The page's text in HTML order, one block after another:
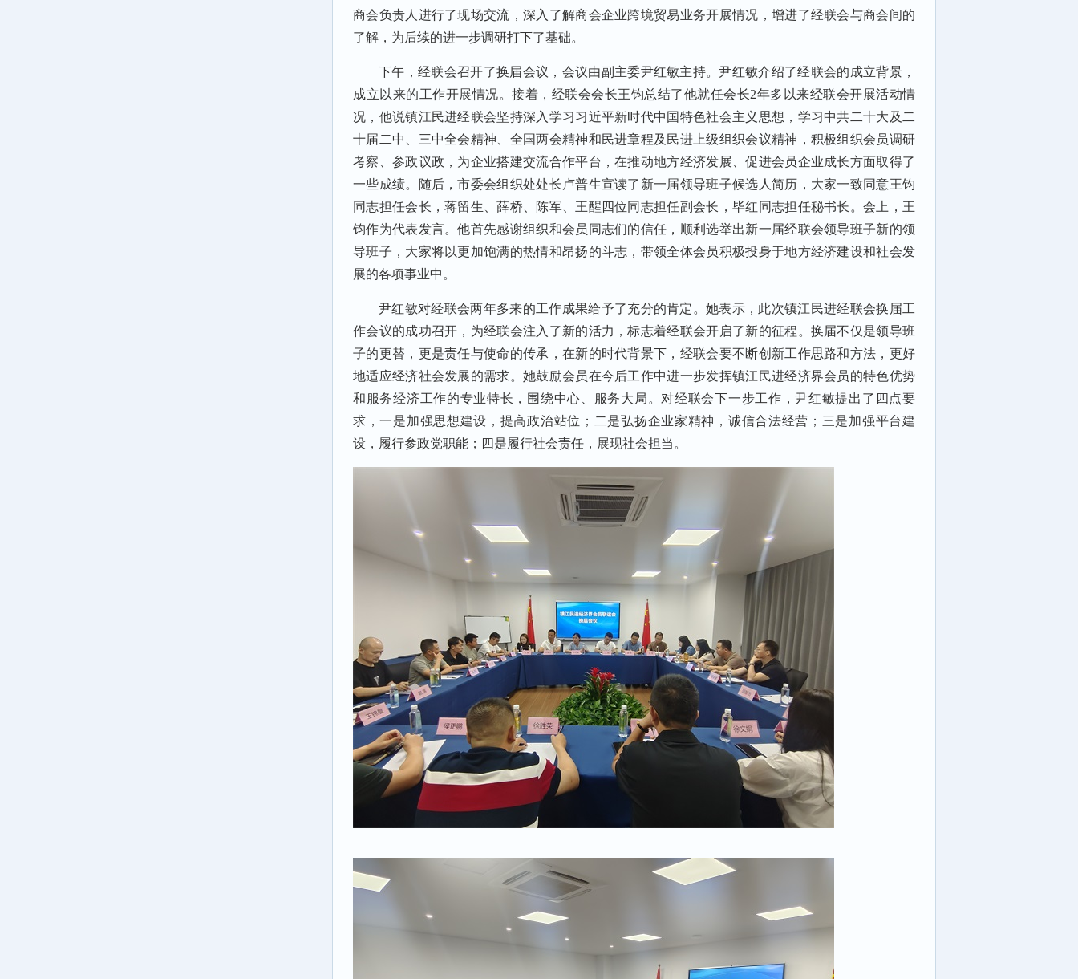
商会负责人进行了现场交流，深入了解商会企业跨境贸易业务开展情况，增进了经联会与商会间的
了解，为后续的进一步调研打下了基础。
下午，经联会召开了换届会议，会议由副主委尹红敏主持。尹红敏介绍了经联会的成立背景，
成立以来的工作开展情况。接着，经联会会长王钧总结了他就任会长2年多以来经联会开展活动情
况，他说镇江民进经联会坚持深入学习习近平新时代中国特色社会主义思想，学习中共二十大及二
十届二中、三中全会精神、全国两会精神和民进章程及民进上级组织会议精神，积极组织会员调研
考察、参政议政，为企业搭建交流合作平台，在推动地方经济发展、促进会员企业成长方面取得了
一些成绩。随后，市委会组织处处长卢普生宣读了新一届领导班子候选人简历，大家一致同意王钧
同志担任会长，蒋留生、薛桥、陈军、王醒四位同志担任副会长，毕红同志担任秘书长。会上，王
钧作为代表发言。他首先感谢组织和会员同志们的信任，顺利选举出新一届经联会领导班子新的领
导班子，大家将以更加饱满的热情和昂扬的斗志，带领全体会员积极投身于地方经济建设和社会发
展的各项事业中。
尹红敏对经联会两年多来的工作成果给予了充分的肯定。她表示，此次镇江民进经联会换届工
作会议的成功召开，为经联会注入了新的活力，标志着经联会开启了新的征程。换届不仅是领导班
子的更替，更是责任与使命的传承，在新的时代背景下，经联会要不断创新工作思路和方法，更好
地适应经济社会发展的需求。她鼓励会员在今后工作中进一步发挥镇江民进经济界会员的特色优势
和服务经济工作的专业特长，围绕中心、服务大局。对经联会下一步工作，尹红敏提出了四点要
求，一是加强思想建设，提高政治站位；二是弘扬企业家精神，诚信合法经营；三是加强平台建
设，履行参政党职能；四是履行社会责任，展现社会担当。